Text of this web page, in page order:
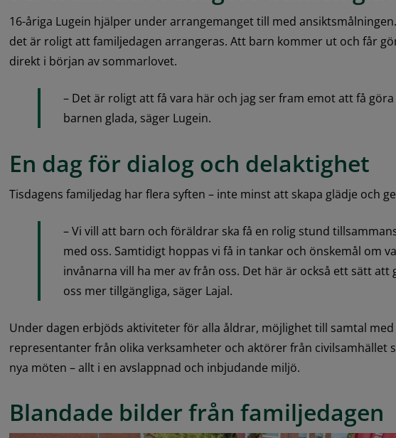
16-åriga Lugein hjälper under arrangemanget till med
det är roligt att familjedagen arrangeras. Att barn kommer ut och får
direkt i början av sommarlovet.
– Det är roligt att få vara här och jag ser fram emot att få göra
barnen glada, säger Lugein.
En dag för dialog och delaktighet
Tisdagens familjedag har flera syften – inte minst att skapa glädje och
– Vi vill att barn och föräldrar ska få en rolig stund
med oss. Samtidigt hoppas vi få in tankar och önskemål om
invånarna vill ha mer av från oss. Det här är också ett sätt att
oss mer tillgängliga, säger Lajal.
Under dagen erbjöds aktiviteter för alla åldrar, möjlighet till samtal med
representanter från olika verksamheter och aktörer från civilsamhället
nya möten – allt i en avslappnad och inbjudande miljö.
Blandade bilder från familjedagen